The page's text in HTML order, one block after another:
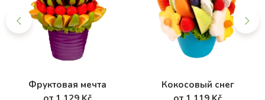
Фруктовая мечта
Кокосовый снег